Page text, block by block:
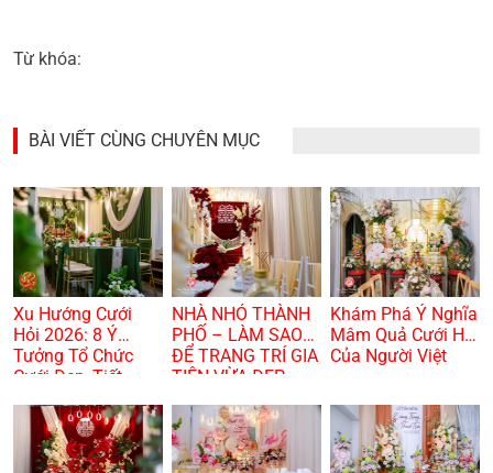
Từ khóa:
BÀI VIẾT CÙNG CHUYÊN MỤC
Xu Hướng Cưới
Hỏi 2026: 8 Ý
Tưởng Tổ Chức
Cưới Đẹp, Tiết
NHÀ NHỎ THÀNH
PHỐ – LÀM SAO
ĐỂ TRANG TRÍ GIA
TIÊN VỪA ĐẸP
TRỌNG? 🏠🌸
Khám Phá Ý Nghĩa
Mâm Quả Cưới Hỏi
Của Người Việt